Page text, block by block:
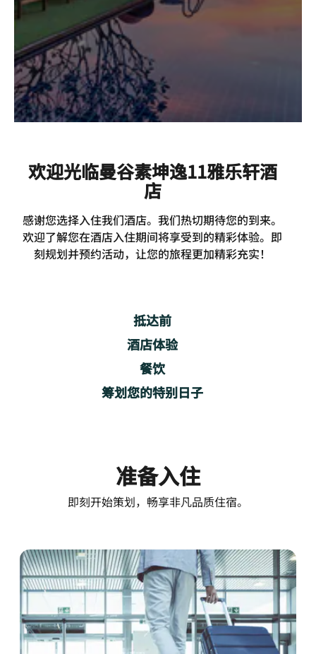
欢迎光临曼谷素坤逸11雅乐轩酒
店
感谢您选择入住我们酒店。我们热切期待您的到来。
欢迎了解您在酒店入住期间将享受到的精彩体验。即
刻规划并预约活动，让您的旅程更加精彩充实！
抵达前
酒店体验
餐饮
筹划您的特别日子
准备入住
即刻开始策划，畅享非凡品质住宿。